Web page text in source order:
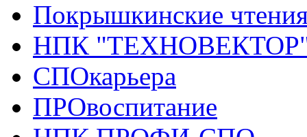
Покрышкинские
НПК
СПОкарьера
ПРОвоспитание